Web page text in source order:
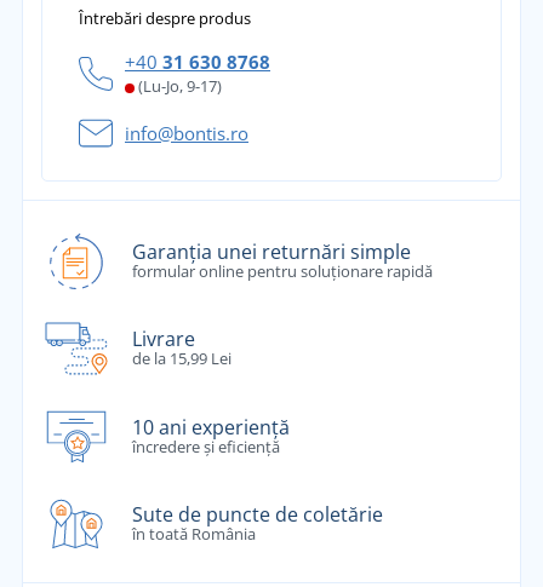
Întrebări despre produs
+40 31 630 8768
(Lu-Jo, 9-17)
info@bontis.ro
Garanția unei returnări simple
formular online pentru soluționare rapidă
Livrare
de la 15,99 Lei
10 ani experiență
încredere și eficiență
Sute de puncte de coletărie
în toată România